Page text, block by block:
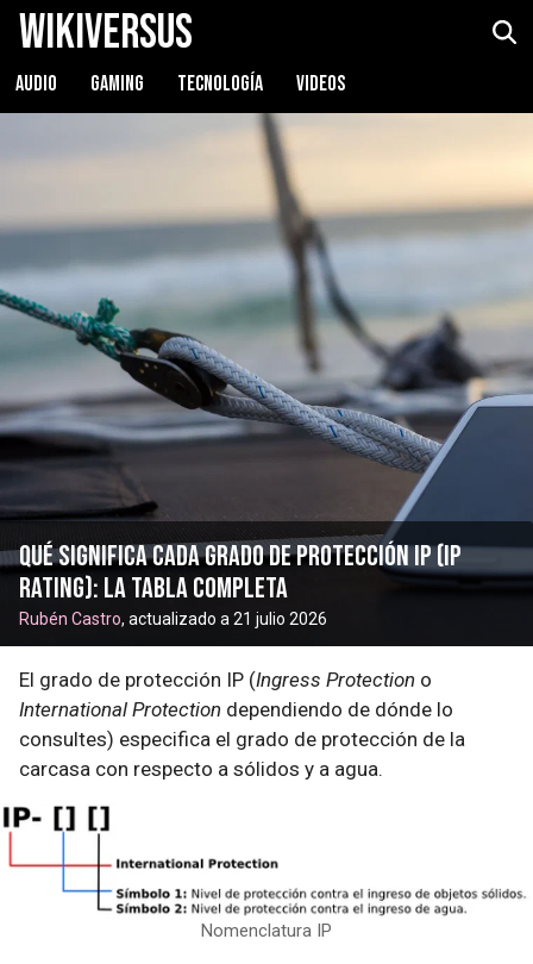
WikiVersus
AUDIO GAMING TECNOLOGÍA VIDEOS
Qué significa cada grado de protección IP (IP
rating): la tabla completa
Rubén Castro, actualizado a 21 julio 2026
El grado de protección IP (Ingress Protection o
International Protection dependiendo de dónde lo
consultes) especifica el grado de protección de la
carcasa con respecto a sólidos y a agua.
Nomenclatura IP